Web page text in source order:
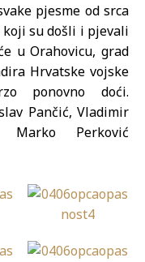
pjesme od srca
su došli i pjevali
u Orahovicu, grad
Hrvatske vojske
ponovno doći.
Pančić, Vladimir
Marko Perković